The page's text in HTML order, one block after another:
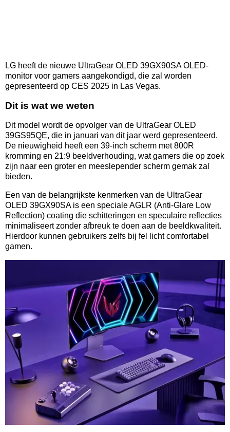
LG heeft de nieuwe UltraGear OLED 39GX90SA OLED-
monitor voor gamers aangekondigd, die zal worden
gepresenteerd op CES 2025 in Las Vegas.
Dit is wat we weten
Dit model wordt de opvolger van de UltraGear OLED
39GS95QE, die in januari van dit jaar werd gepresenteerd.
De nieuwigheid heeft een 39-inch scherm met 800R
kromming en 21:9 beeldverhouding, wat gamers die op zoek
zijn naar een groter en meeslepender scherm gemak zal
bieden.
Een van de belangrijkste kenmerken van de UltraGear
OLED 39GX90SA is een speciale AGLR (Anti-Glare Low
Reflection) coating die schitteringen en speculaire reflecties
minimaliseert zonder afbreuk te doen aan de beeldkwaliteit.
Hierdoor kunnen gebruikers zelfs bij fel licht comfortabel
gamen.